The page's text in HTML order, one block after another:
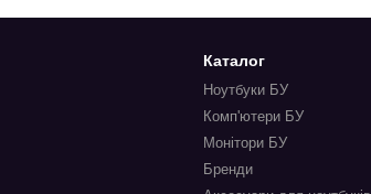
Каталог
Ноутбуки БУ
Комп'ютери БУ
Монітори БУ
Бренди